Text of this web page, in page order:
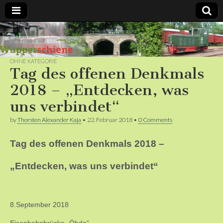
Bergische
Bahnen /
Förderverein
Wupperschiene
e.V.
OHNE KATEGORIE
Tag des offenen Denkmals
2018 – „Entdecken, was
uns verbindet“
byThorsten Alexander Kaja • 22. Februar 2018 • 0 Comments
Tag des offenen Denkmals 2018 –
„Entdecken, was uns verbindet“
8.September 2018